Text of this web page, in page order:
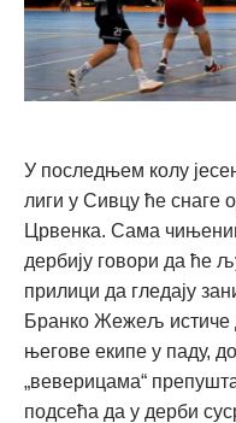
У последњем колу
лиги у Сивцу ће снаге
Црвенка. Сама
дербију говори да ће
прилици да гледају
Бранко Жежељ истиче
његове екипе у паду,
„веверицама“
подсећа да у дерби